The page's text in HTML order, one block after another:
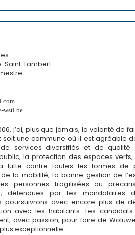
Saint-Lambert
wstl.be
j’ai, plus que jamais, la volonté de
soit une commune où il est agréable
services diversifiés et de
la protection des espaces
lutte contre toutes les formes de
la mobilité, la bonne gestion de
personnes fragilisées ou
défendues par les mandataires
poursuivrons avec encore plus de
avec les habitants. Les
avec passion, pour faire de
exceptionnelle.